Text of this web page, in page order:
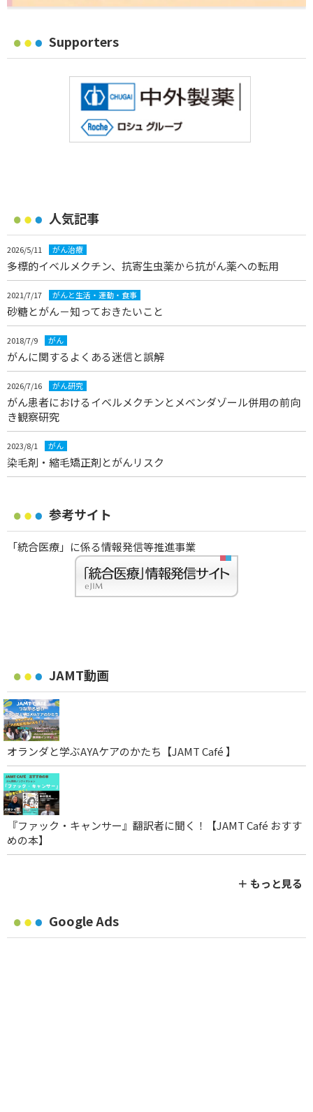
Supporters
人気記事
2026/5/11 がん治療
多標的イベルメクチン、抗寄生虫薬から抗がん薬への転用
2021/7/17 がんと生活・運動・食事
砂糖とがん－知っておきたいこと
2018/7/9 がん
がんに関するよくある迷信と誤解
2026/7/16 がん研究
がん患者におけるイベルメクチンとメベンダゾール併用の前向
き観察研究
2023/8/1 がん
染毛剤・縮毛矯正剤とがんリスク
参考サイト
「統合医療」に係る情報発信等推進事業
JAMT動画
オランダと学ぶAYAケアのかたち【JAMT Café 】
『ファック・キャンサー』翻訳者に聞く！【JAMT Café おすす
めの本】
＋ もっと見る
Google Ads